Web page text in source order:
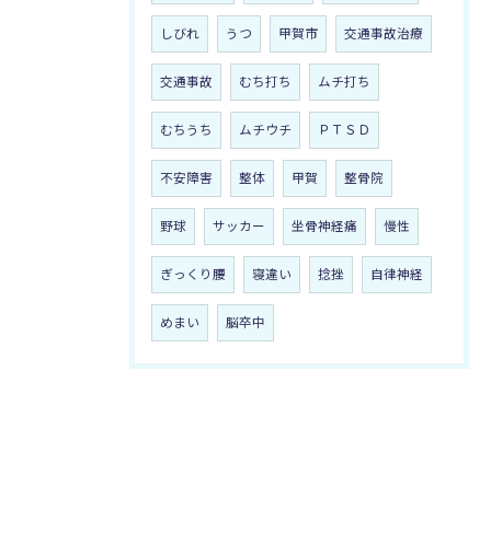
しびれ うつ 甲賀市 交通事故治療
交通事故 むち打ち ムチ打ち
むちうち ムチウチ ＰＴＳＤ
不安障害 整体 甲賀 整骨院
野球 サッカー 坐骨神経痛 慢性
ぎっくり腰 寝違い 捻挫 自律神経
めまい 脳卒中